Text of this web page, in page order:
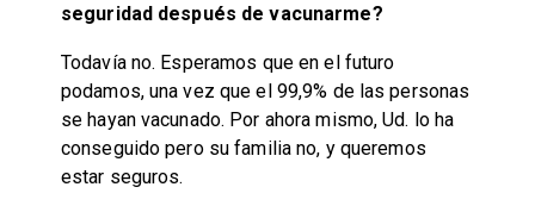
seguridad después de vacunarme?
Todavía no. Esperamos que en el futuro
podamos, una vez que el 99,9% de las personas
se hayan vacunado. Por ahora mismo, Ud. lo ha
conseguido pero su familia no, y queremos
estar seguros.